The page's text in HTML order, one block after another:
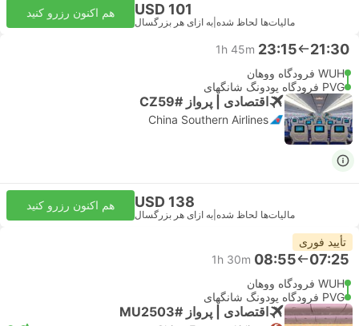
USD 101
مالیات‌ها لحاظ شده به ازای هر بزرگسال
هم اکنون رزرو کنید
21:30
23:15
1h 45m
WUH فرودگاه ووهان
PVG فرودگاه پودونگ شانگهای
اقتصادی | پرواز #CZ59
China Southern Airlines
USD 138
مالیات‌ها لحاظ شده به ازای هر بزرگسال
هم اکنون رزرو کنید
تأیید فوری
07:25
08:55
1h 30m
WUH فرودگاه ووهان
PVG فرودگاه پودونگ شانگهای
اقتصادی | پرواز #MU2503